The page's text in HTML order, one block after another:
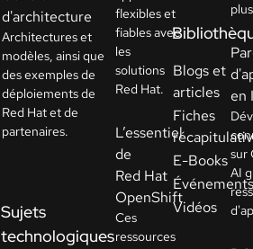
d'architecture
Architectures et
modèles, ainsi que
des exemples de
déploiements de
Red Hat et de
partenaires.
Sujets
technologiques
flexibles et
fiables avec
les
solutions
Red Hat.
L’essentiel
de
Red Hat
OpenShift
Ces
ressources
Blogs et
articles
Fiches
E-Books
Événements
Vidéos
en
sur
AI